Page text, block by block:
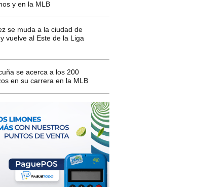
y en la MLB
se muda a la ciudad de
vuelve al Este de la Liga
se acerca a los 200
en su carrera en la MLB